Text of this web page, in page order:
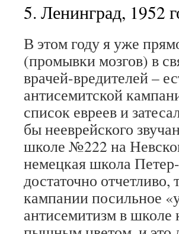
5. Ленинград, 1952
В этом году я уже
(промывки мозгов) в
врачей-вредителей –
антисемитской
список евреев и
бы нееврейского
школе №222 на
немецкая школа
достаточно
кампании посильное
антисемитизм в школе